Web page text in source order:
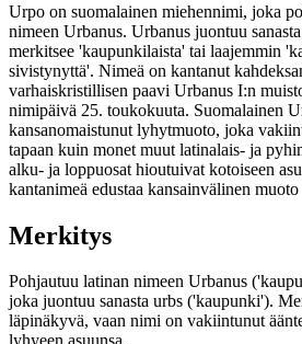
Urpo on suomalainen miehennimi, joka
nimeen Urbanus. Urbanus juontuu
merkitsee 'kaupunkilaista' tai laajemmin
sivistynyttä'. Nimeä on kantanut
varhaiskristillisen paavi Urbanus I:n
nimipäivä 25. toukokuuta. Suomalainen
kansanomaistunut lyhytmuoto, joka
tapaan kuin monet muut latinalais- ja
alku- ja loppuosat hioutuivat kotoiseen
kantanimeä edustaa kansainvälinen
Merkitys
Pohjautuu latinan nimeen Urbanus
joka juontuu sanasta urbs ('kaupunki').
läpinäkyvä, vaan nimi on vakiintunut